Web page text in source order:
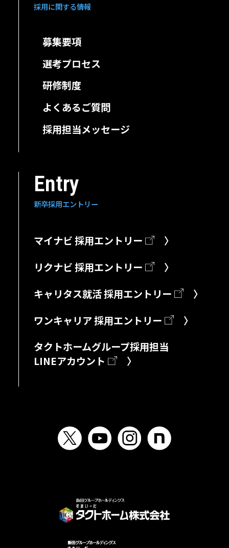
採用に関する情報
⁩募集要項
選考プロセス
研修制度
⁩よくあるご質問
採用担当メッセージ
Entry
新卒採用⁩エントリー
マイナビ 採用エントリー
〉
リクナビ 採用エントリー
〉
キャリタス就活 採用エントリー
〉
ワンキャリア 採用エントリー
〉
タクトホームグループ採用担当
LINEアカウント
〉